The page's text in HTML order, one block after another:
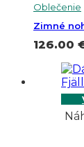
Oblečenie
Zimné
126.00